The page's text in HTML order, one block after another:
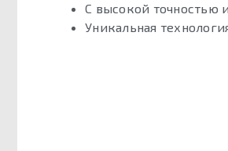
С высокой точностью
Уникальная